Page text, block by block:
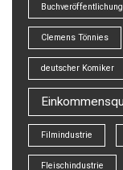
Clemens Tönnies
deutscher Komiker
Filmindustrie
Fleischindustrie